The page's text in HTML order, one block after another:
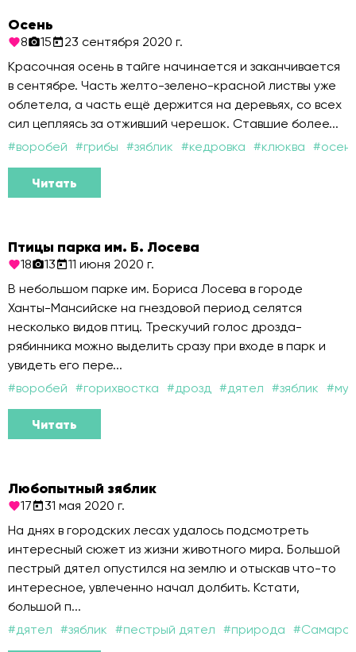
Осень
8 15
23 сентября 2020 г.
Красочная осень в тайге начинается и заканчивается
в сентябре. Часть желто-зелено-красной листвы уже
облетела, а часть ещё держится на деревьях, со всех
сил цепляясь за отживший черешок. Ставшие более...
#воробей #грибы #зяблик #кедровка #клюква #осень
Читать
Птицы парка им. Б. Лосева
18 13
11 июня 2020 г.
В небольшом парке им. Бориса Лосева в городе
Ханты-Мансийске на гнездовой период селятся
несколько видов птиц. Трескучий голос дрозда-
рябинника можно выделить сразу при входе в парк и
увидеть его пере...
#воробей #горихвостка #дрозд #дятел #зяблик #
Читать
Любопытный зяблик
17
31 мая 2020 г.
На днях в городских лесах удалось подсмотреть
интересный сюжет из жизни животного мира. Большой
пестрый дятел опустился на землю и отыскав что-то
интересное, увлеченно начал долбить. Кстати,
большой п...
#дятел #зяблик #пестрый дятел #природа #